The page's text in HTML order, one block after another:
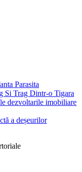
Parasita
Si Trag Dintr-o Tigara
dezvoltarile imobiliare
a deșeurilor